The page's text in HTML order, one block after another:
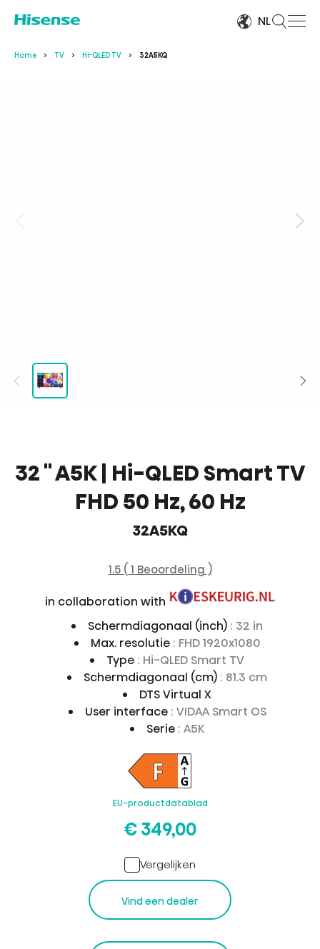
NL
Home TV Hi-QLED TV 32A5KQ
32 '' A5K | Hi-QLED Smart TV
FHD 50 Hz, 60 Hz
32A5KQ
1.5 ( 1 Beoordeling )
in collaboration with
Schermdiagonaal (inch) : 32 in
Max. resolutie : FHD 1920x1080
Type : Hi-QLED Smart TV
Schermdiagonaal (cm) : 81.3 cm
DTS Virtual X
User interface : VIDAA Smart OS
Serie : A5K
EU-productdatablad
€ 349,00
Vergelijken
Vind een dealer